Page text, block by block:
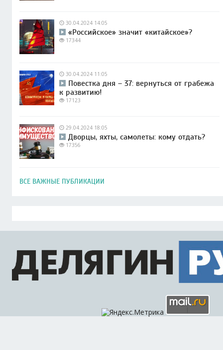
30.04.2024 14:05
«Российское» значит «китайское»?
17344
30.04.2024 11:05
Повестка дня – 37: вернуться от грабежа
к развитию!
17123
29.04.2024 18:05
Дворцы, яхты, самолеты: кому отдать?
17356
ВСЕ ВАЖНЫЕ ПУБЛИКАЦИИ